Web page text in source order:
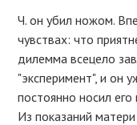
Ч. он убил ножом.
чувствах: что
дилемма всецело
"эксперимент", и он
постоянно носил
Из показаний